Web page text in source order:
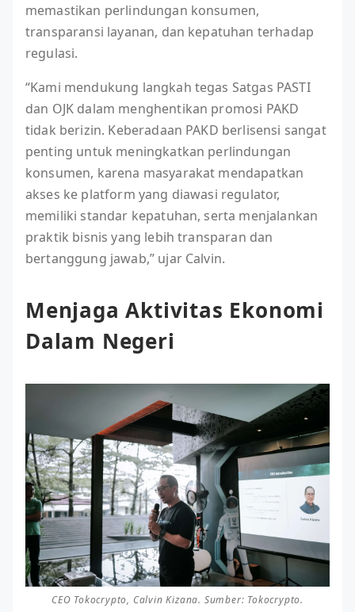
memastikan perlindungan konsumen,
transparansi layanan, dan kepatuhan terhadap
regulasi.
“Kami mendukung langkah tegas Satgas PASTI
dan OJK dalam menghentikan promosi PAKD
tidak berizin. Keberadaan PAKD berlisensi sangat
penting untuk meningkatkan perlindungan
konsumen, karena masyarakat mendapatkan
akses ke platform yang diawasi regulator,
memiliki standar kepatuhan, serta menjalankan
praktik bisnis yang lebih transparan dan
bertanggung jawab,” ujar Calvin.
Menjaga Aktivitas Ekonomi
Dalam Negeri
CEO Tokocrypto, Calvin Kizana. Sumber: Tokocrypto.